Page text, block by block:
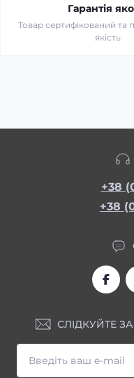
Гарантія
Товар сертифікований та
якість
+38
+38
СЛІДКУЙТЕ